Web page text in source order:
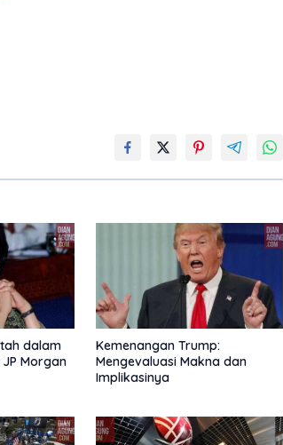
dalam
Morgan
Kemenangan Trump:
Mengevaluasi Makna dan
Implikasinya